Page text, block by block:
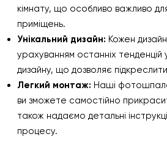
кімнату, що особливо важливо
приміщень.
Унікальний дизайн: Кожен
урахуванням останніх тенденцій
дизайну, що дозволяє
Легкий монтаж: Наші
ви зможете самостійно
також надаємо детальні
процесу.